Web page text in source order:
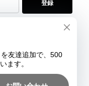
登録